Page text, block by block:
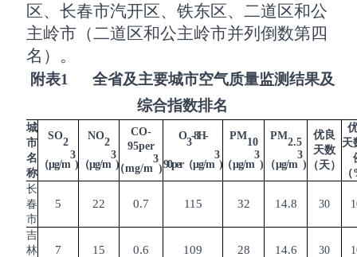
区、长春市汽开区、铁东区、二道区和公
主岭市（二道区和公主岭市并列倒数第四
名） 。
附表1
全省及主要城市空气质量监测结果及
综合指数排名
城
市
名
称
SO
2
（μg/m
3
)
NO
2
（μg/m
3
)
CO-
95per
（mg/m
3
)
O
3
-8H-
90per（μg/m
3
)
PM
10
（μg/m
3
)
PM
2.5
（μg/m
3
)
优良
天数
（天）
天
（
长
春
市
5 22 0.7 115 32 14.8 30
吉
林
7 15 0.6 109 28 14.6 30